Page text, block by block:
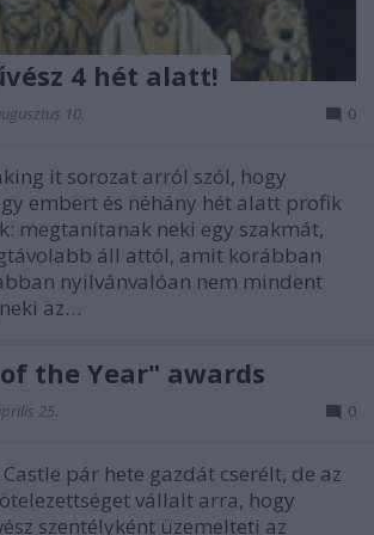
4 hét alatt!
10. 0
it sorozat arról szól, hogy
embert és néhány hét alatt profik
megtanítanak neki egy szakmát,
áll attól, amit korábban
nyilvánvalóan nem mindent
az…
the Year" awards
25. 0
pár hete gazdát cserélt, de az
vállalt arra, hogy
szentélyként üzemelteti az